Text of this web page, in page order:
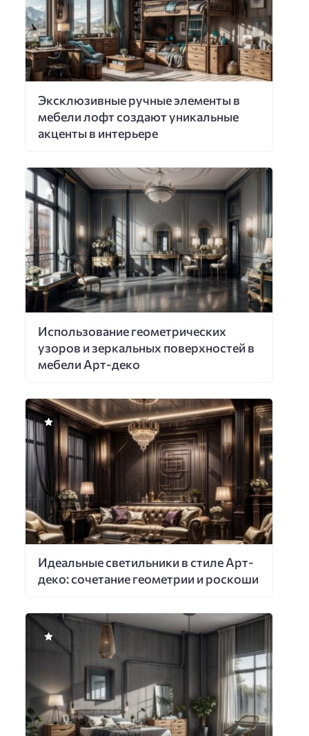
Эксклюзивные ручные элементы в
мебели лофт создают уникальные
акценты в интерьере
Использование геометрических
узоров и зеркальных поверхностей в
мебели Арт-деко
Идеальные светильники в стиле Арт-
деко: сочетание геометрии и роскоши